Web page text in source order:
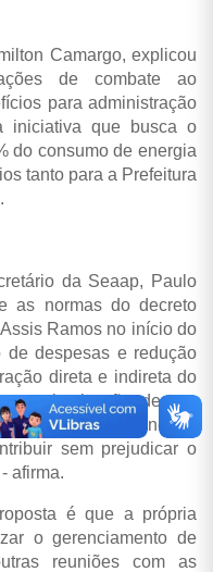
Camargo, explicou
de combate ao
para administração
iniciativa que busca o
do consumo de energia
tanto para a Prefeitura
da Seaap, Paulo
as normas do decreto
Ramos no início do
de despesas e redução
direta e indireta do
desses
uso correto de energia
sem prejudicar o
afirma.
é que a própria
o gerenciamento de
reuniões com as